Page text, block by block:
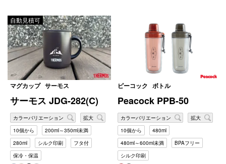
自動見積可
マグカップ サーモス
サーモス JDG-282(C)
カラーバリエーション
拡大
10個から
200ml～350ml未満
280ml
シルク印刷
フタ付
保冷・保温
ピーコック ボトル
Peacock PPB-50
カラーバリエーション
拡大
10個から
480ml
480ml～600ml未満
BPAフリー
シルク印刷